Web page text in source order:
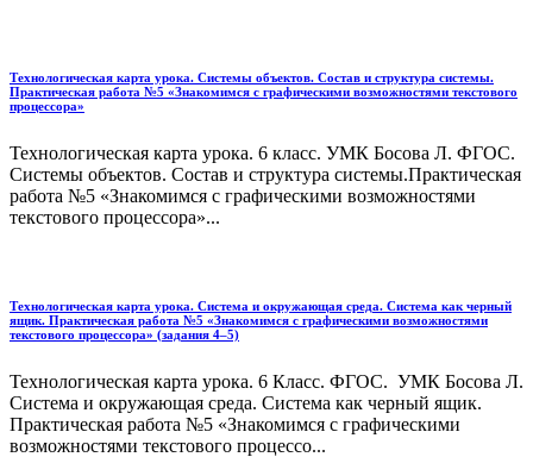
Технологическая карта урока. Системы объектов. Состав и структура системы.
Практическая работа №5 «Знакомимся с графическими возможностями текстового
процессора»
Технологическая карта урока. 6 класс. УМК Босова Л. ФГОС.
Системы объектов. Состав и структура системы.Практическая
работа №5 «Знакомимся с графическими возможностями
текстового процессора»...
Технологическая карта урока. Система и окружающая среда. Система как черный
ящик. Практическая работа №5 «Знакомимся с графическими возможностями
текстового процессора» (задания 4–5)
Технологическая карта урока. 6 Класс. ФГОС. УМК Босова Л.
Система и окружающая среда. Система как черный ящик.
Практическая работа №5 «Знакомимся с графическими
возможностями текстового процессо...